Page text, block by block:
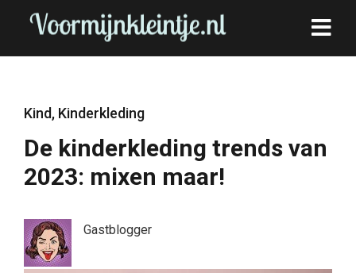
Kind, Kinderkleding
De kinderkleding trends van
2023: mixen maar!
Gastblogger